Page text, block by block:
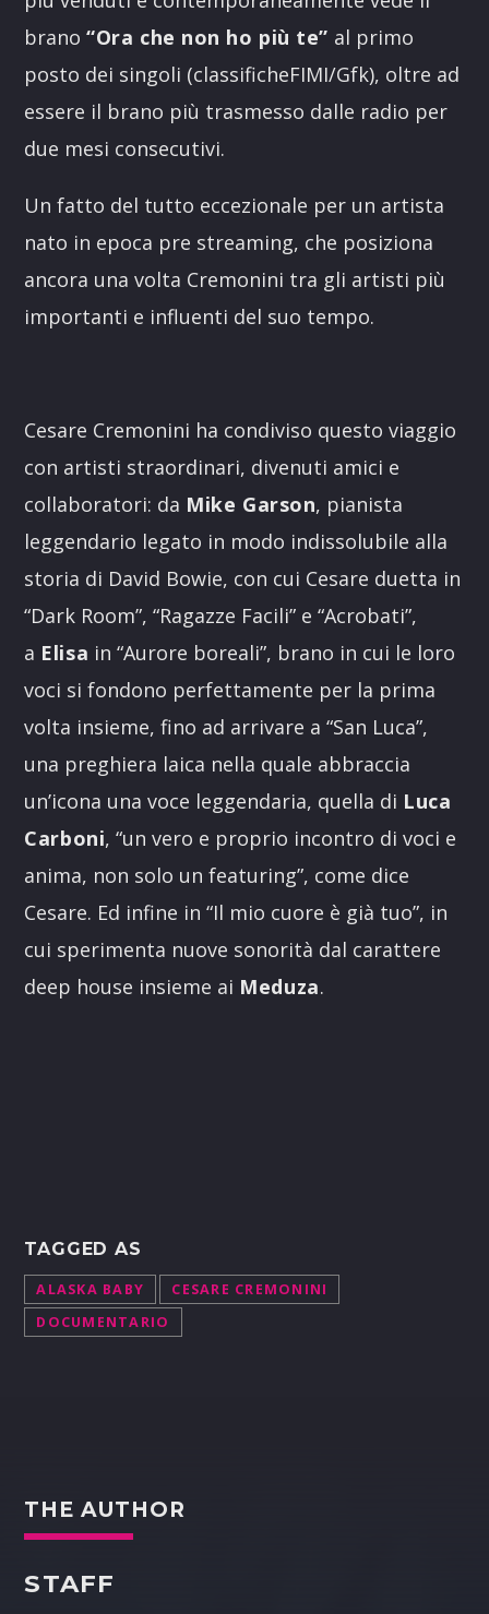
brano“Ora che non ho più te” al primo
posto dei singoli (classificheFIMI/Gfk), oltre ad
essere il brano più trasmesso dalle radio per
due mesi consecutivi.
Un fatto del tutto eccezionale per un artista
nato in epoca pre streaming, che posiziona
ancora una volta Cremonini tra gli artisti più
importanti e influenti del suo tempo.
Cesare Cremonini ha condiviso questo viaggio
con artisti straordinari, divenuti amici e
collaboratori: da Mike Garson, pianista
leggendario legato in modo indissolubile alla
storia di David Bowie, con cui Cesare duetta in
“Dark Room”, “Ragazze Facili” e “Acrobati”,
a Elisa in “Aurore boreali”, brano in cui le loro
voci si fondono perfettamente per la prima
volta insieme, fino ad arrivare a “San Luca”,
una preghiera laica nella quale abbraccia
un’icona una voce leggendaria, quella di Luca
Carboni, “un vero e proprio incontro di voci e
anima, non solo un featuring”, come dice
Cesare. Ed infine in “Il mio cuore è già tuo”, in
cui sperimenta nuove sonorità dal carattere
deep house insieme ai Meduza.
TAGGED AS
ALASKA BABY
CESARE CREMONINI
DOCUMENTARIO
THE AUTHOR
STAFF